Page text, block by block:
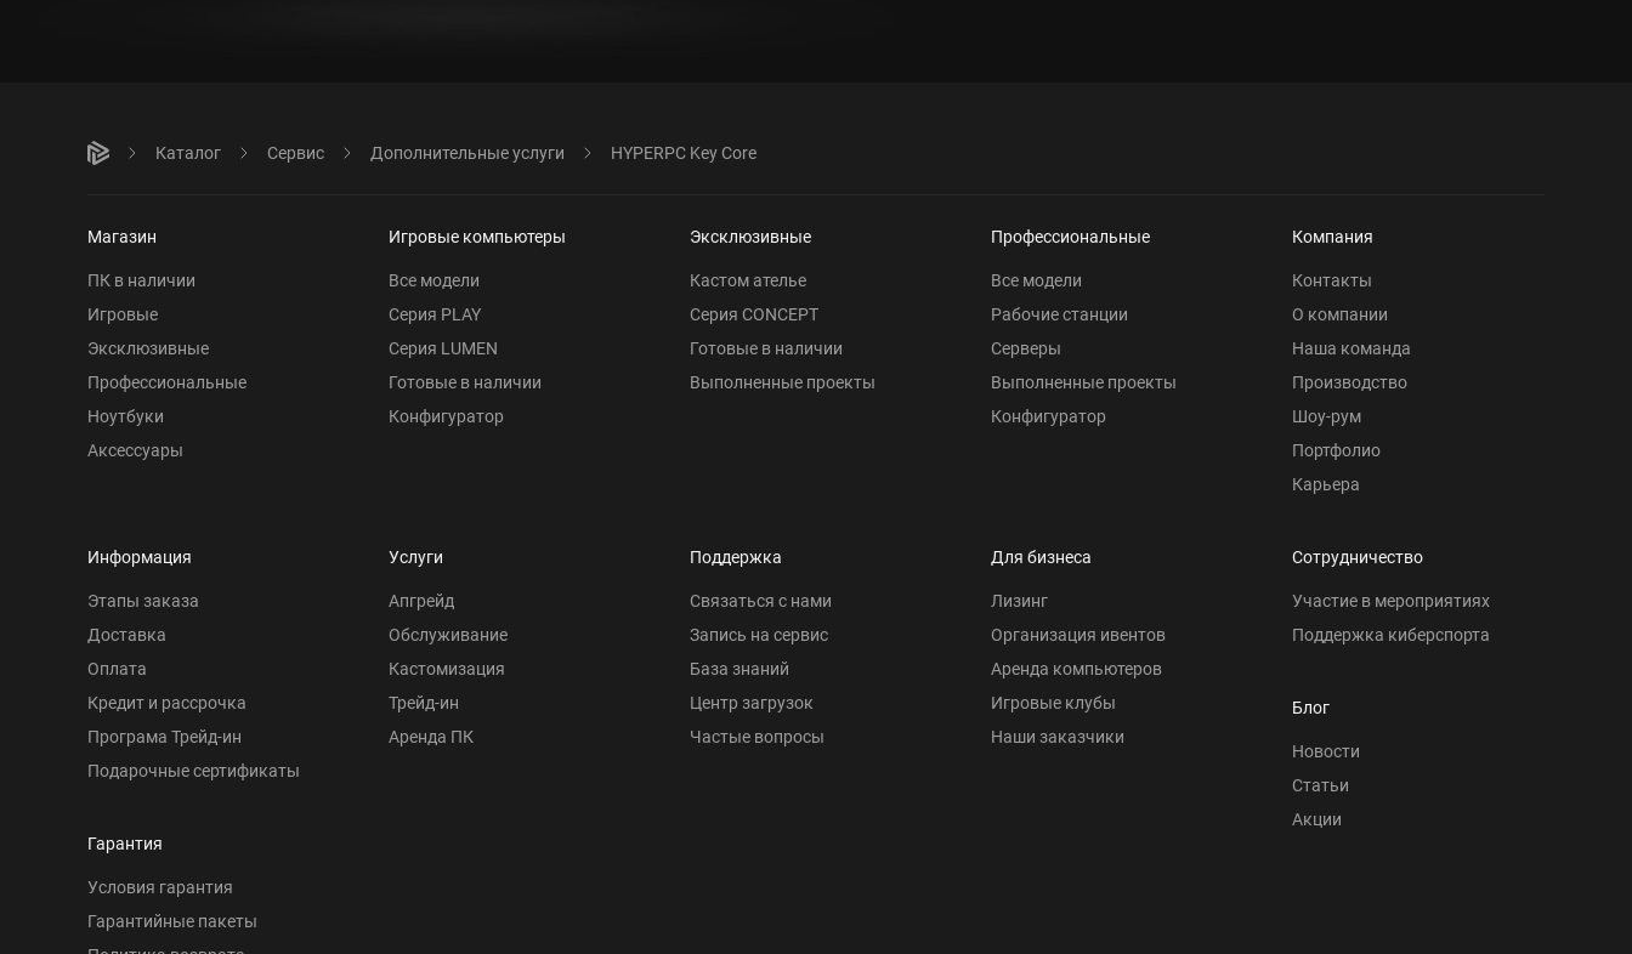
Каталог Сервис Дополнительные услуги HYPERPC Key Core
Магазин
ПК в наличии
Игровые
Эксклюзивные
Профессиональные
Ноутбуки
Аксессуары
Игровые компьютеры
Все модели
Серия PLAY
Серия LUMEN
Готовые в наличии
Конфигуратор
Эксклюзивные
Кастом ателье
Серия CONCEPT
Готовые в наличии
Выполненные проекты
Профессиональные
Все модели
Рабочие станции
Серверы
Выполненные проекты
Конфигуратор
Компания
Контакты
О компании
Наша команда
Производство
Шоу-рум
Портфолио
Карьера
Информация
Этапы заказа
Доставка
Оплата
Кредит и рассрочка
Програма Трейд-ин
Подарочные сертификаты
Гарантия
Условия гарантия
Гарантийные пакеты
Услуги
Апгрейд
Обслуживание
Кастомизация
Трейд-ин
Аренда ПК
Поддержка
Связаться с нами
Запись на сервис
База знаний
Центр загрузок
Частые вопросы
Для бизнеса
Лизинг
Организация ивентов
Аренда компьютеров
Игровые клубы
Наши заказчики
Сотрудничество
Участие в мероприятиях
Поддержка киберспорта
Блог
Новости
Статьи
Акции